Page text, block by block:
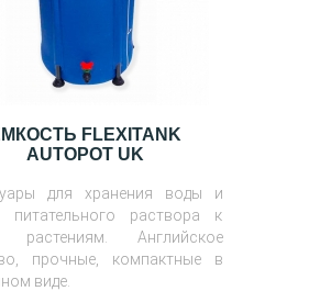
FLEXITANK
AUTOPOT UK
для хранения воды и
питательного раствора к
растениям. Английское
прочные, компактные в
виде.